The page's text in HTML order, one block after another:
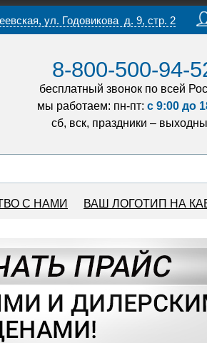
ул. Годовикова д. 9, стр. 2
8-800-500-94-
бесплатный звонок по всей
мы работаем: пн-пт: с 9:00 до
сб, вск, праздники –
С НАМИ ВАШ ЛОГОТИП НА